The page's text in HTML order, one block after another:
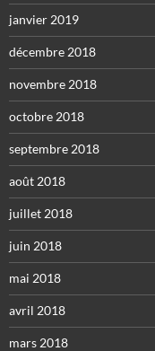
janvier 2019
décembre 2018
novembre 2018
octobre 2018
septembre 2018
août 2018
juillet 2018
juin 2018
mai 2018
avril 2018
mars 2018